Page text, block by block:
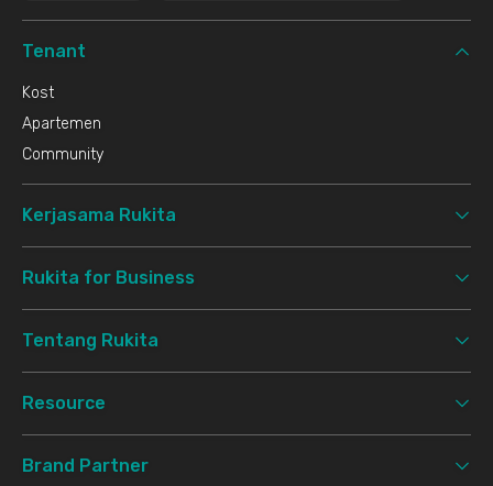
Tenant
Kost
Apartemen
Community
Kerjasama Rukita
Rukita for Business
Tentang Rukita
Resource
Brand Partner